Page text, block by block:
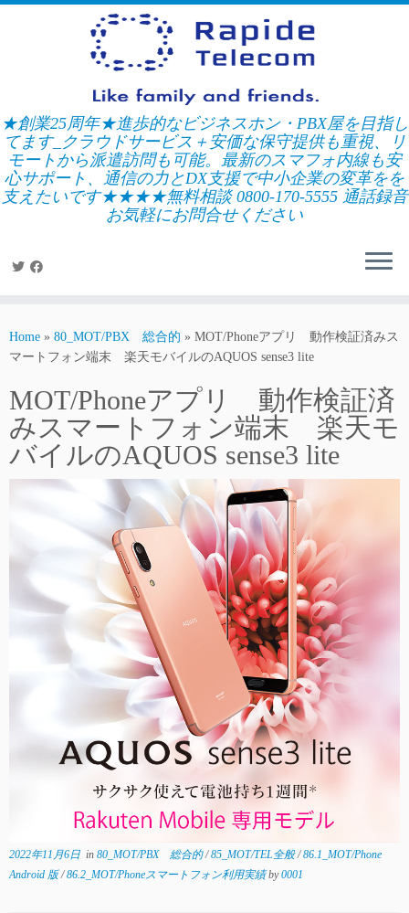
Skip
★創業25周年★進歩的なビジネスホン・PBX屋を目指し
てます_クラウドサービス＋安価な保守提供も重視、リ
モートから派遣訪問も可能。最新のスマフォ内線も安
心サポート、通信の力とDX支援で中小企業の変革をを
支えたいです★★★★無料相談 0800-170-5555 通話録音
お気軽にお問合せください
Home » 80_MOT/PBX 総合的 » MOT/Phoneアプリ 動作検証済みス
マートフォン端末 楽天モバイルのAQUOS sense3 lite
MOT/Phoneアプリ 動作検証済
みスマートフォン端末 楽天モ
バイルのAQUOS sense3 lite
2022年11月6日 in 80_MOT/PBX 総合的/85_MOT/TEL全般/86.1_MOT/Phone
Android 版/86.2_MOT/Phoneスマートフォン利用実績by0001